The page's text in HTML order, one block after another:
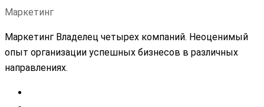
Маркетинг
Маркетинг Владелец четырех компаний. Неоценимый
опыт организации успешных бизнесов в различных
направлениях.